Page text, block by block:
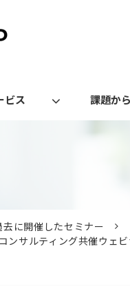
ビス 課題か
去に開催したセミナー
ンサルティング共催ウェ